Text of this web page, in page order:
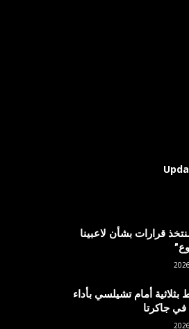
قرارات بشأن لاعبينا
أمام تشيلسي بأداء
جاكرتا